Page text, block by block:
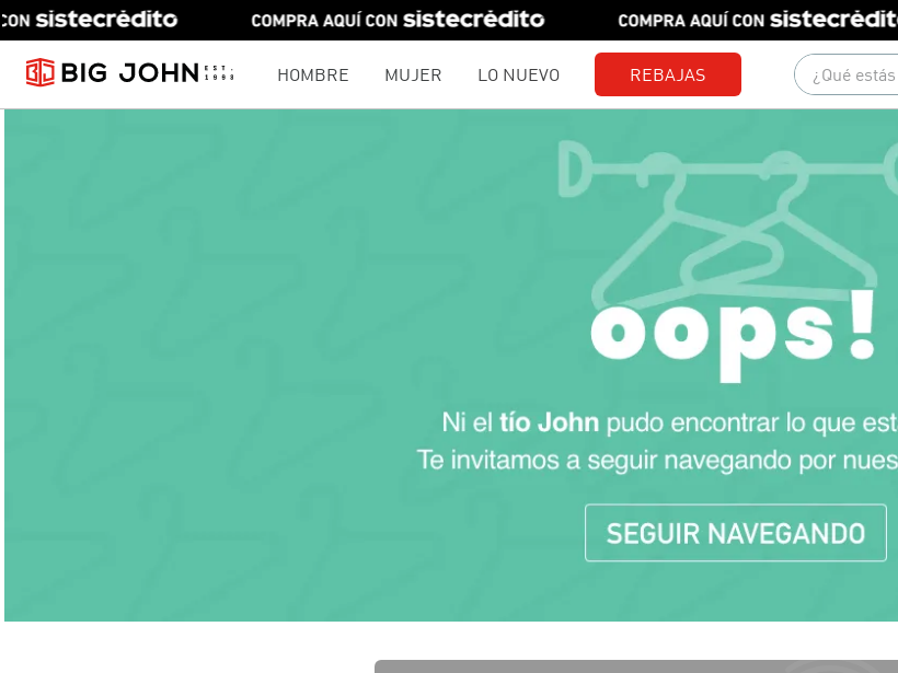
HOMBRE MUJER LO NUEVO REBAJAS
¿Qué estás
Términos más
1.gorras
2
camisetas
3 camisas
4.pantalones
5 polo
short
8
10.polos